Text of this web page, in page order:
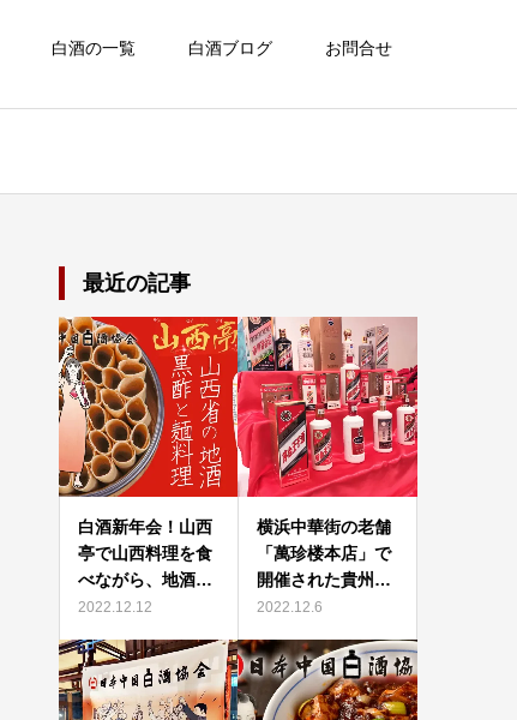
白酒の一覧 白酒ブログ お問合せ
最近の記事
白酒新年会！山西
亭で山西料理を食
べながら、地酒…
2022.12.12
横浜中華街の老舗
「萬珍楼本店」で
開催された貴州…
2022.12.6